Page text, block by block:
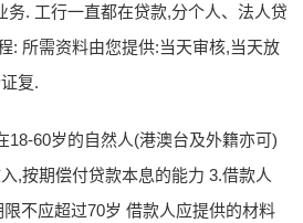
务. 工行一直都在贷款,分个人、法人贷
: 所需资料由您提供:当天审核,当天放
复.
18-60岁的自然人(港澳台及外籍亦可)
,按期偿付贷款本息的能力 3.借款人
不应超过70岁 借款人应提供的材料